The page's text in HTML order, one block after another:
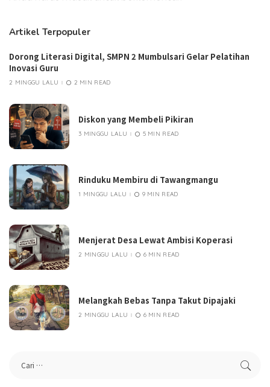
Artikel Terpopuler
Dorong Literasi Digital, SMPN 2 Mumbulsari Gelar Pelatihan
Inovasi Guru
2 MINGGU LALU 2 MIN READ
Diskon yang Membeli Pikiran
3 MINGGU LALU 5 MIN READ
Rinduku Membiru di Tawangmangu
1 MINGGU LALU 9 MIN READ
Menjerat Desa Lewat Ambisi Koperasi
2 MINGGU LALU 6 MIN READ
Melangkah Bebas Tanpa Takut Dipajaki
2 MINGGU LALU 6 MIN READ